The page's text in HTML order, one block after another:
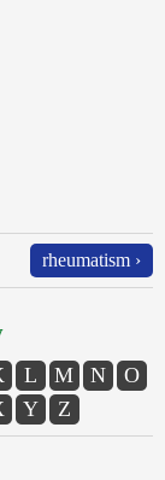
rheumatism ›
L M N
O
Y Z